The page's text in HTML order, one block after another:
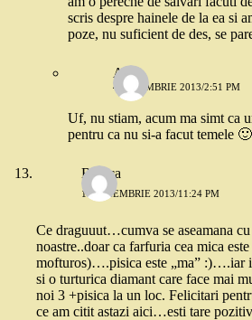
scris despre hainele de la ea si
poze, nu suficient de des, se
Anca
4 NOIEMBRIE 2013/2:51 PM
Uf, nu stiam, acum ma simt ca
pentru ca nu si-a facut temele 🙂
Bianca
10 NOIEMBRIE 2013/11:24 PM
Ce draguuut…cumva se aseamana
noastre..doar ca farfuria cea mica
mofturos)….pisica este „ma” :)….iar
si o turturica diamant care face mai
noi 3 +pisica la un loc. Felicitari
ce am citit astazi aici…esti tare